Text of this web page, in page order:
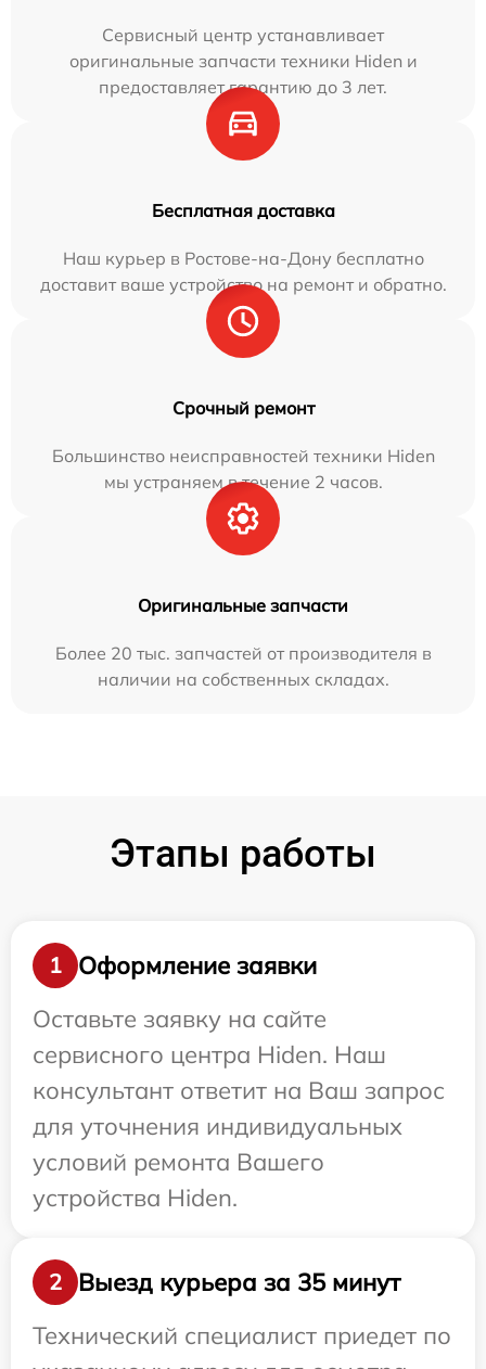
Сервисный центр устанавливает
оригинальные запчасти техники Hiden и
предоставляет гарантию до 3 лет.
Бесплатная доставка
Наш курьер в Ростове-на-Дону бесплатно
доставит ваше устройство на ремонт и обратно.
Срочный ремонт
Большинство неисправностей техники Hiden
мы устраняем в течение 2 часов.
Оригинальные запчасти
Более 20 тыс. запчастей от производителя в
наличии на собственных складах.
Этапы работы
1
Оформление заявки
Оставьте заявку на сайте
сервисного центра Hiden. Наш
консультант ответит на Ваш запрос
для уточнения индивидуальных
условий ремонта Вашего
устройства Hiden.
2
Выезд курьера за 35 минут
Технический специалист приедет по